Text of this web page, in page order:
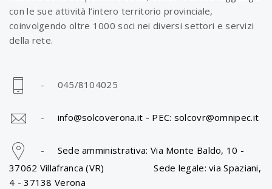
i
o
n
a
con le sue attività l’intero territorio provinciale,
coinvolgendo oltre 1000 soci nei diversi settori e servizi
della rete.
- 045/8104025
- info@solcoverona.it - PEC: solcovr@omnipec.it
- Sede amministrativa: Via Monte Baldo, 10 -
37062 Villafranca (VR) Sede legale: via Spaziani,
4 - 37138 Verona